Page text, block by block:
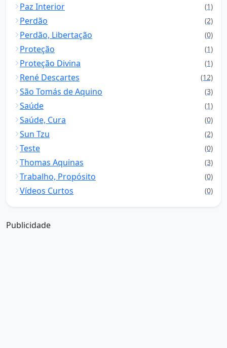
Paz Interior (1)
Perdão (2)
Perdão, Libertação (0)
Proteção (1)
Proteção Divina (1)
René Descartes (12)
São Tomás de Aquino (3)
Saúde (1)
Saúde, Cura (0)
Sun Tzu (2)
Teste (0)
Thomas Aquinas (3)
Trabalho, Propósito (0)
Vídeos Curtos (0)
Publicidade